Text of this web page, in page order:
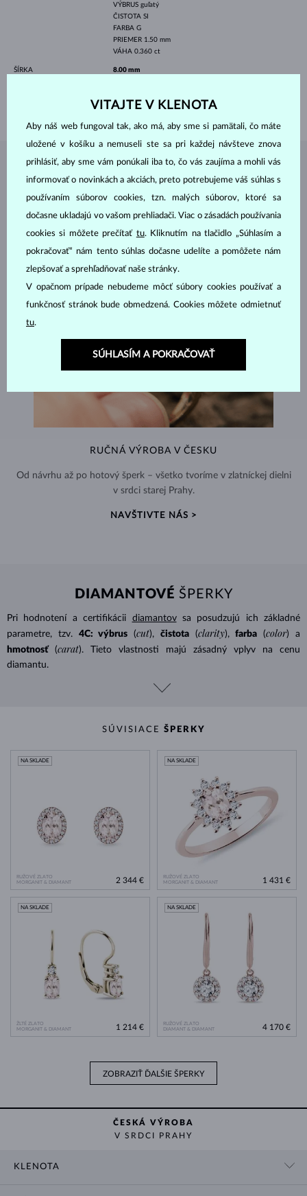
VÝBRUS guľatý
ČISTOTA SI
FARBA G
PRIEMER 1.50 mm
VÁHA 0.360 ct
ŠÍRKA 8.00 mm
2.55 g
ŠPERKY Z ATELIÉRU KLENOTA
RUČNÁ VÝROBA V ČESKU
Od návrhu až po hotový šperk – všetko tvoríme v zlatníckej dielni
v srdci starej Prahy.
NAVŠTIVTE NÁS >
DIAMANTOVÉ ŠPERKY
Pri hodnotení a certifikácii diamantovsa posudzujú ich základné
parametre, tzv.
4C: výbrus (cut), čistota (clarity), farba (color) a
hmotnosť
(carat). Tieto vlastnosti majú zásadný vplyv na cenu
diamantu.
SÚVISIACE ŠPERKY
RUŽOVÉ ZLATO
MORGANIT & DIAMANT
NA SKLADE
2 344 €
RUŽOVÉ ZLATO
MORGANIT & DIAMANT
NA SKLADE
1 431 €
ŽLTÉ ZLATO
MORGANIT & DIAMANT
NA SKLADE
1 214 €
RUŽOVÉ ZLATO
DIAMANT & DIAMANT
NA SKLADE
4 170 €
ZOBRAZIŤ ĎALŠIE ŠPERKY
ČESKÁ VÝROBA
V SRDCI PRAHY
KLENOTA
VITAJTE V KLENOTA
Aby náš web fungoval tak, ako má, aby sme si pamätali, čo máte
uložené v košíku a nemuseli ste sa pri každej návšteve znova
prihlásiť, aby sme vám ponúkali iba to, čo vás zaujíma a mohli vás
informovať o novinkách a akciách, preto potrebujeme váš súhlas s
používaním súborov cookies, tzn. malých súborov, ktoré sa
dočasne ukladajú vo vašom prehliadači. Viac o zásadách používania
cookies si môžete prečítať tu. Kliknutím na tlačidlo „Súhlasím a
pokračovať“ nám tento súhlas dočasne udelíte a pomôžete nám
zlepšovať a sprehľadňovať naše stránky.
V opačnom prípade nebudeme môcť súbory cookies používať a
funkčnosť stránok bude obmedzená. Cookies môžete odmietnuť
tu.
SÚHLASÍM A POKRAČOVAŤ